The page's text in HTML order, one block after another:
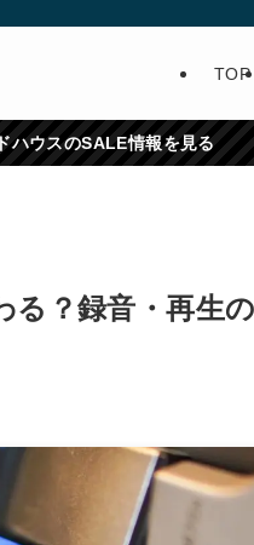
TOP
ハウスのSALE情報を見る
？録音・再生